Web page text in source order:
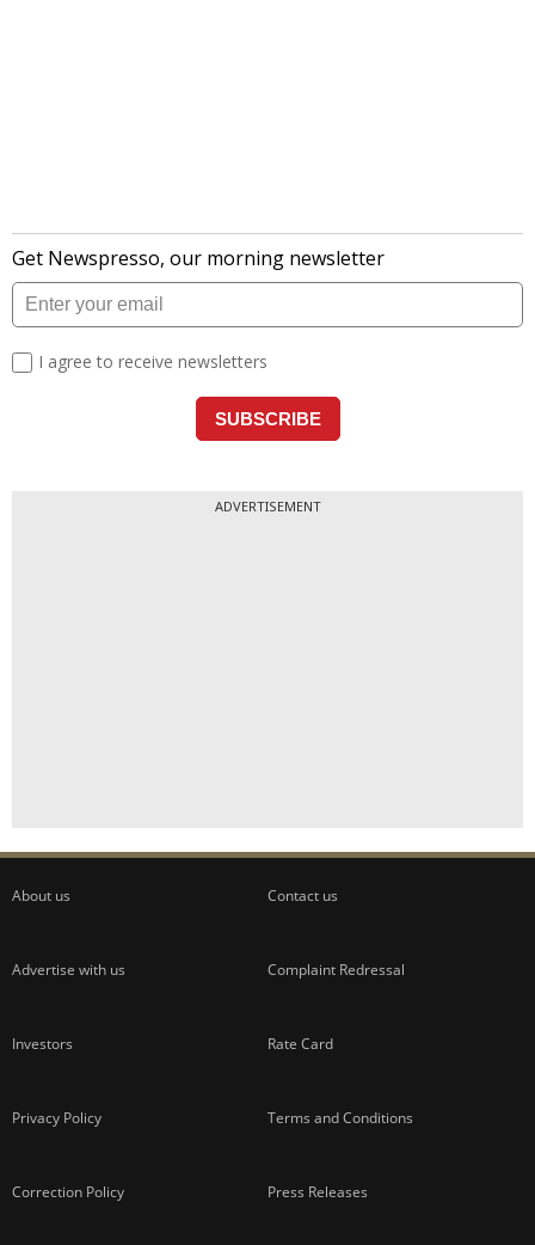
ADVERTISEMENT
About us Contact us
Advertise with us Complaint Redressal
Investors Rate Card
Privacy Policy Terms and Conditions
Correction Policy Press Releases